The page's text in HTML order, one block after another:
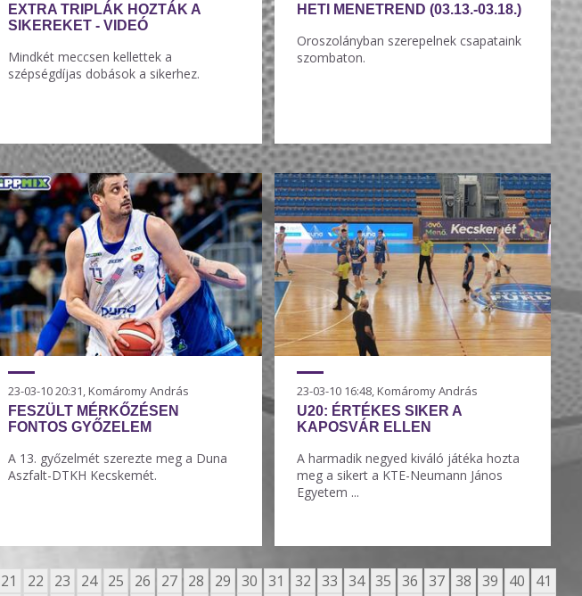
EXTRA TRIPLÁK HOZTÁK A
SIKEREKET - VIDEÓ
Mindkét meccsen kellettek a
szépségdíjas dobások a sikerhez.
HETI MENETREND (03.13.-03.18.)
Oroszolányban szerepelnek csapataink
szombaton.
23-03-10 20:31, Komáromy András
FESZÜLT MÉRKŐZÉSEN
FONTOS GYŐZELEM
A 13. győzelmét szerezte meg a Duna
Aszfalt-DTKH Kecskemét.
23-03-10 16:48, Komáromy András
U20: ÉRTÉKES SIKER A
KAPOSVÁR ELLEN
A harmadik negyed kiváló játéka hozta
meg a sikert a KTE-Neumann János
Egyetem ...
21 22 23 24 25 26 27 28 29 30 31 32 33 34 35 36 37 38 39 40
41